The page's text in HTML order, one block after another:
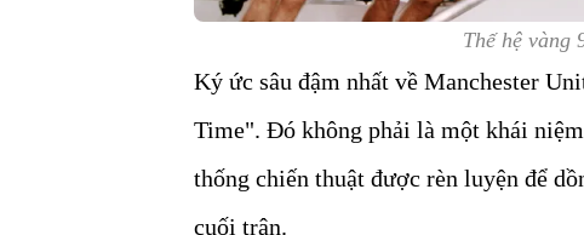
Thế hệ vàng
Ký ức sâu đậm nhất về Manchester
Time". Đó không phải là một khái
thống chiến thuật được rèn luyện để
cuối trận.